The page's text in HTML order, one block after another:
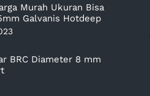
Murah Ukuran Bisa
Galvanis Hotdeep
BRC Diameter 8 mm